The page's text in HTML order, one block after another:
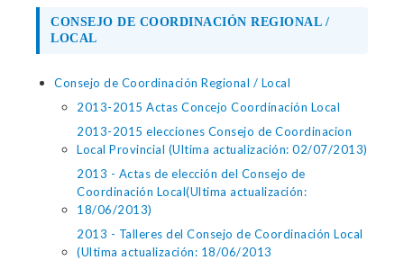
CONSEJO DE COORDINACIÓN REGIONAL /
LOCAL
Consejo de Coordinación Regional / Local
2013-2015 Actas Concejo Coordinación Local
2013-2015 elecciones Consejo de Coordinacion
Local Provincial (Ultima actualización: 02/07/2013)
2013 - Actas de elección del Consejo de
Coordinación Local(Ultima actualización:
18/06/2013)
2013 - Talleres del Consejo de Coordinación Local
(Ultima actualización: 18/06/2013